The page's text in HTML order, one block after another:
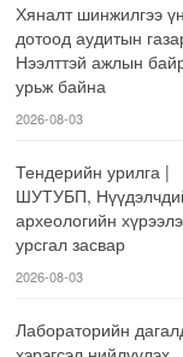
Хяналт шинжилгээ
дотоод аудитын
Нээлттэй ажлын
урьж байна
2026-08-03
Тендерийн урилга |
ШУТУБП,
археологийн
урсгал засвар
2026-08-03
Лабораторийн